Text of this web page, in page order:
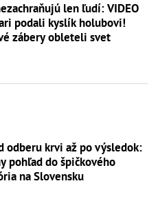
len ľudí: VIDEO
podali kyslík holubovi!
zábery obleteli svet
odberu krvi až po výsledok:
pohľad do špičkového
na Slovensku